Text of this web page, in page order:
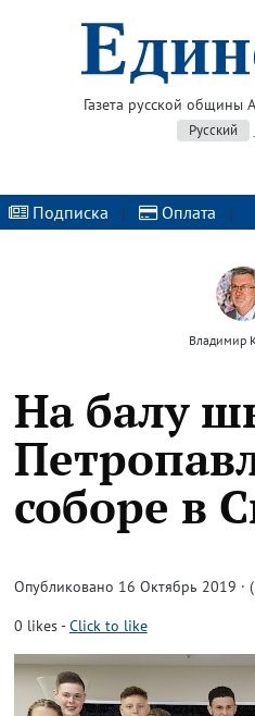
Газета русской общины
Русский
Подписка | Оплата |
Владимир
На балу
соборе в
Опубликовано 16 Октябрь 2019 ·
0 likes-Click to like